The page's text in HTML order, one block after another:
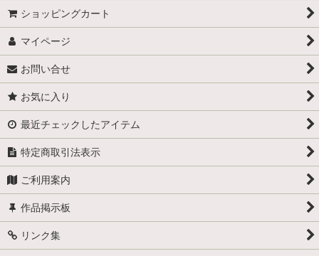
ショッピングカート
マイページ
お問い合せ
お気に入り
最近チェックしたアイテム
特定商取引法表示
ご利用案内
作品掲示板
リンク集